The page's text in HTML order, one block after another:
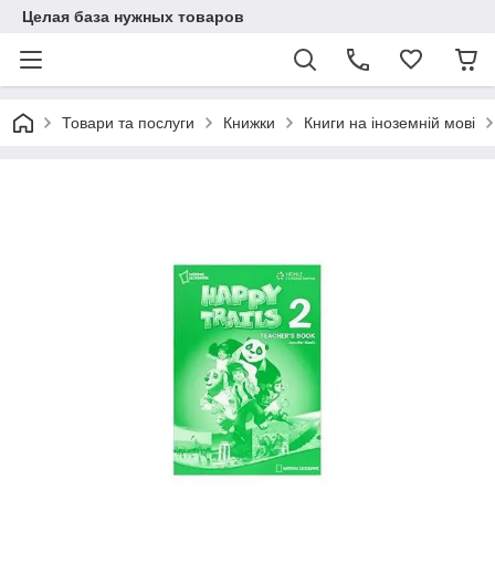
Целая база нужных товаров
Товари та послуги Книжки Книги на іноземній мові